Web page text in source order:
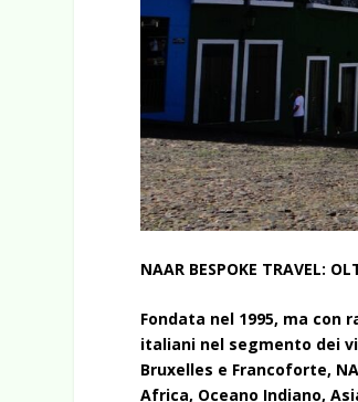
NAAR BESPOKE TRAVEL:
Fondata nel 1995, ma con
italiani nel segmento dei
Bruxelles e Francoforte,
Africa, Oceano Indiano,